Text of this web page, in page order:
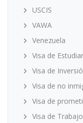
USCIS
VAWA
Venezuela
Visa de
Visa de
Visa de no
Visa de
Visa de Trabajo